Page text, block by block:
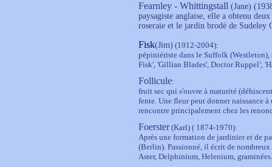
Fearnley - Whittingstall (Jane)
paysagiste anglaise, elle a obtenu
roseraie et le jardin brodé de Sudeley
Fisk(Jim) (1912-2004):
pépiniériste dans le Suffolk
Fisk', 'Gillian Blades', Doctor Ruppel';
Follicule:
fruit sec qui s'ouvre à maturité
fente. Une fleur peut donner naissance
rencontre principalement chez les
Foerster(Karl) ( 1874-1970):
Après une formation de jardinier et de
(Berlin). Passionné, il écrit de
Aster, Delphinium, Helenium,